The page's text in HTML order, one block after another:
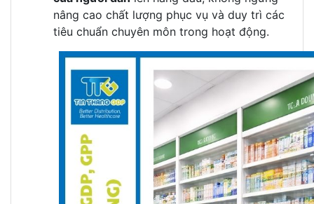
nâng cao chất lượng phục vụ và duy trì các
tiêu chuẩn chuyên môn trong hoạt động.